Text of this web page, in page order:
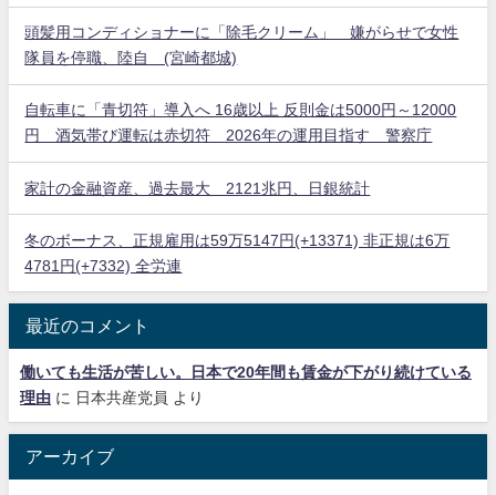
頭髪用コンディショナーに「除毛クリーム」 嫌がらせで女性
隊員を停職、陸自 (宮崎都城)
自転車に「青切符」導入へ 16歳以上 反則金は5000円～12000
円 酒気帯び運転は赤切符 2026年の運用目指す 警察庁
家計の金融資産、過去最大 2121兆円、日銀統計
冬のボーナス、正規雇用は59万5147円(+13371) 非正規は6万
4781円(+7332) 全労連
最近のコメント
働いても生活が苦しい。日本で20年間も賃金が下がり続けている
理由 に 日本共産党員 より
アーカイブ